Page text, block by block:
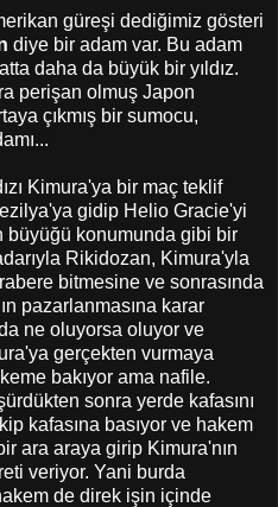
güreşi dediğimiz gösteri
diye bir adam var. Bu adam
daha da büyük bir yıldız.
perişan olmuş Japon
çıkmış bir sumocu,
Kimura'ya bir maç teklif
gidip Helio Gracie'yi
büyüğü konumunda gibi bir
Rikidozan, Kimura'yla
bitmesine ve sonrasında
pazarlanmasına karar
ne oluyorsa oluyor ve
gerçekten vurmaya
bakıyor ama nafile.
sonra yerde kafasını
kafasına basıyor ve hakem
ara araya girip Kimura'nın
veriyor. Yani burda
de direk işin içinde